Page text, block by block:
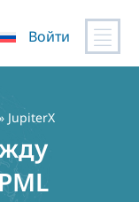
Войти
JupiterX